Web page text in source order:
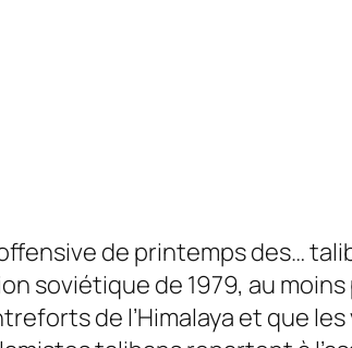
de printemps des…
soviétique de 1979, au
de l’Himalaya et que les